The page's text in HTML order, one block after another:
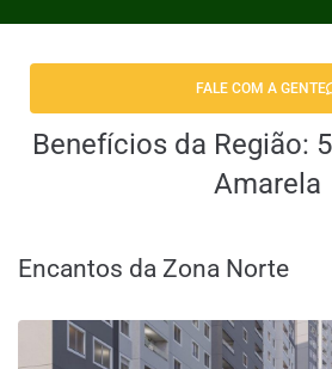
FALE COM A GENTE
Benefícios da Região:
Amarela
Encantos da Zona Norte